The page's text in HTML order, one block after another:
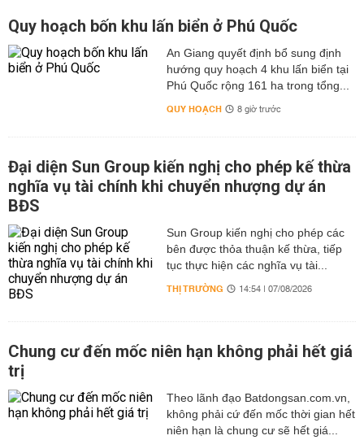
Quy hoạch bốn khu lấn biển ở Phú Quốc
An Giang quyết định bổ sung định
hướng quy hoạch 4 khu lấn biển tại
Phú Quốc rộng 161 ha trong tổng...
QUY HOẠCH 8 giờ trước
Đại diện Sun Group kiến nghị cho phép kế thừa
nghĩa vụ tài chính khi chuyển nhượng dự án
BĐS
Sun Group kiến nghị cho phép các
bên được thỏa thuận kế thừa, tiếp
tục thực hiện các nghĩa vụ tài...
THỊ TRƯỜNG 14:54 | 07/08/2026
Chung cư đến mốc niên hạn không phải hết giá
trị
Theo lãnh đạo Batdongsan.com.vn,
không phải cứ đến mốc thời gian hết
niên hạn là chung cư sẽ hết giá...